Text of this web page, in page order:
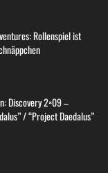
Rollenspiel ist
Discovery 2×09 –
/ “Project Daedalus”